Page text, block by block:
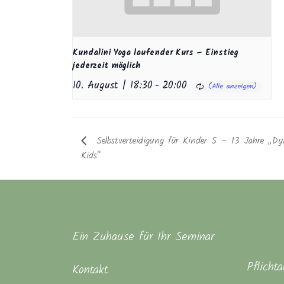
Kundalini Yoga laufender Kurs – Einstieg
jederzeit möglich
10. August | 18:30 -20:00
Selbstverteidigung für Kinder 5 – 13 Jahre
Kids“
Ein Zuhause für Ihr Seminar
Kontakt